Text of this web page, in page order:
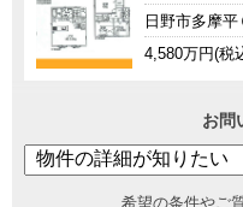
日野市多摩平
4,580万円(税
お問
希望の条件やご